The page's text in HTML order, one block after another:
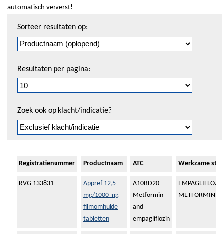
automatisch ververst!
pagineren
Sorteer resultaten op:
Resultaten per pagina:
Zoek ook op klacht/indicatie?
Registratienummer Productnaam ATC Werkzame stof
RVG 133831
Appref 12,5
mg/1000 mg
filmomhulde
tabletten
A10BD20 -
Metformin
and
empagliflozin